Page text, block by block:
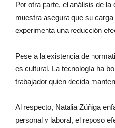
Por otra parte, el análisis de
muestra asegura que su
experimenta una reducción
Pese a la existencia de
es cultural. La tecnología ha
trabajador quien decida
Al respecto, Natalia Zúñiga
personal y laboral, el reposo